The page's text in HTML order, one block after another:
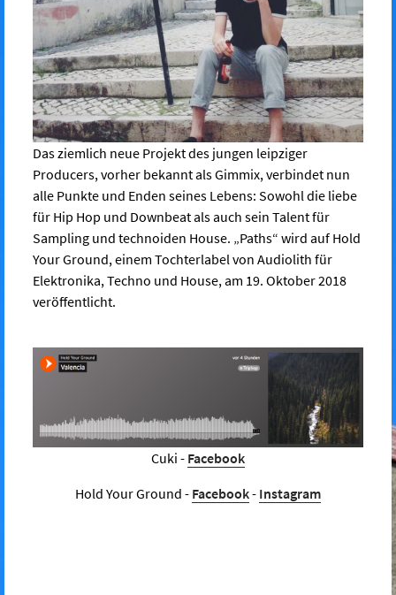
Das ziemlich neue Projekt des jungen leipziger
Producers, vorher bekannt als Gimmix, verbindet nun
alle Punkte und Enden seines Lebens: Sowohl die liebe
für Hip Hop und Downbeat als auch sein Talent für
Sampling und technoiden House. „Paths“ wird auf Hold
Your Ground, einem Tochterlabel von Audiolith für
Elektronika, Techno und House, am 19. Oktober 2018
veröffentlicht.
Cuki - Facebook
Hold Your Ground - Facebook- Instagram